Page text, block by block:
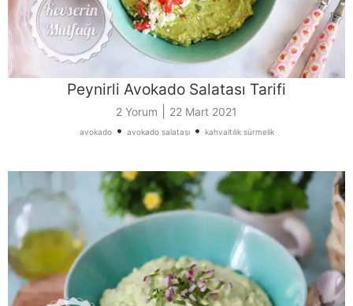
Peynirli Avokado Salatası Tarifi
2 Yorum 22 Mart 2021
avokado• avokado salatası• kahvaltılık sürmelik